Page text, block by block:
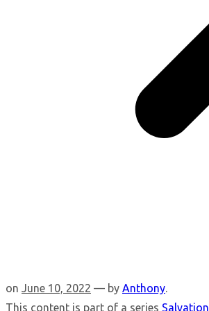
on June 10, 2022 — by Anthony.
This content is part of a series Salvation